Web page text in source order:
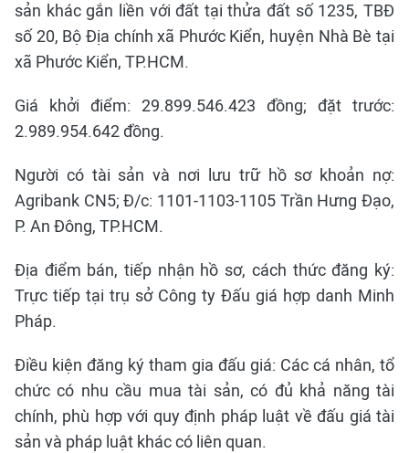
sản khác gắn liền với đất tại thửa đất số 1235, TBĐ
số 20, Bộ Địa chính xã Phước Kiển, huyện Nhà Bè tại
xã Phước Kiển, TP.HCM.
Giá khởi điểm: 29.899.546.423 đồng; đặt trước:
2.989.954.642 đồng.
Người có tài sản và nơi lưu trữ hồ sơ khoản nợ:
Agribank CN5; Đ/c: 1101-1103-1105 Trần Hưng Đạo,
P. An Đông, TP.HCM.
Địa điểm bán, tiếp nhận hồ sơ, cách thức đăng ký:
Trực tiếp tại trụ sở Công ty Đấu giá hợp danh Minh
Pháp.
Điều kiện đăng ký tham gia đấu giá: Các cá nhân, tổ
chức có nhu cầu mua tài sản, có đủ khả năng tài
chính, phù hợp với quy định pháp luật về đấu giá tài
sản và pháp luật khác có liên quan.